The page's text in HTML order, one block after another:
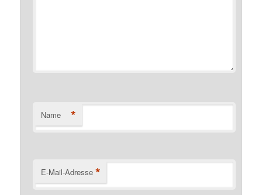
Name *
E-Mail-Adresse *